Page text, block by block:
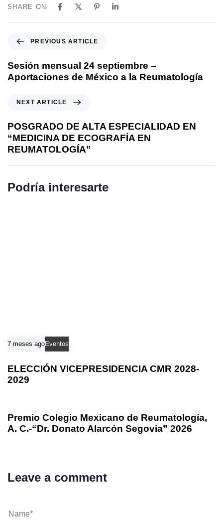
SHARE ON
e
v
A
t
i
PREVIOUS ARTICLE
Sesión mensual 24 septiembre –
Aportaciones de México a la Reumatología
x
t
A
t
c
NEXT ARTICLE
POSGRADO DE ALTA ESPECIALIDAD EN
“MEDICINA DE ECOGRAFÍA EN
REUMATOLOGÍA”
Podría interesarte
7 meses agoEventos
ELECCIÓN VICEPRESIDENCIA CMR 2028-
2029
Premio Colegio Mexicano de Reumatología,
A. C.-“Dr. Donato Alarcón Segovia” 2026
Leave a comment